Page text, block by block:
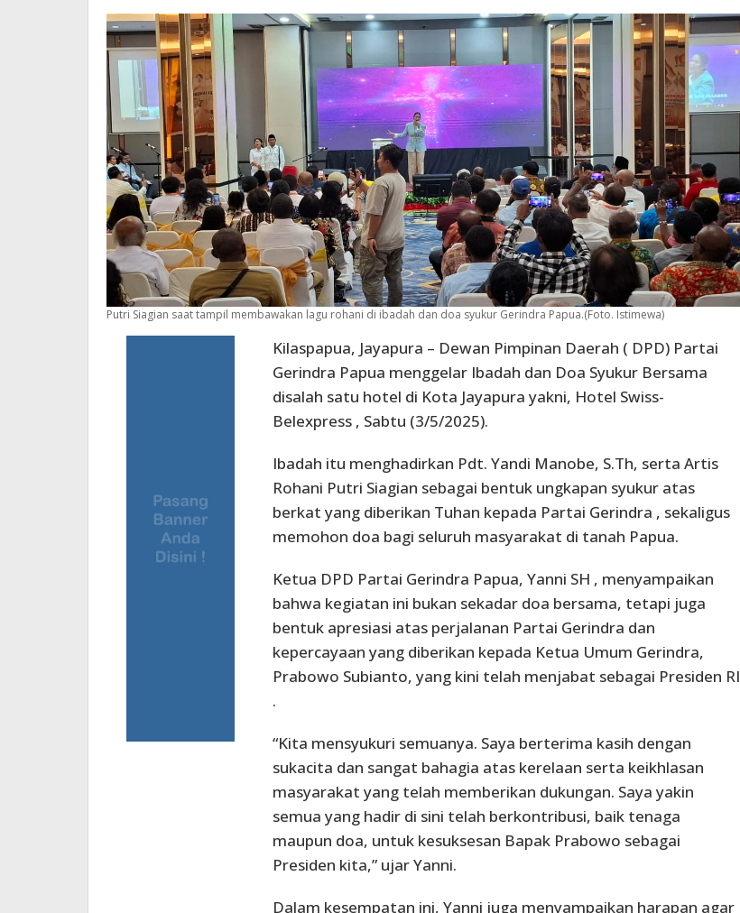
Putri Siagian saat tampil membawakan lagu rohani di ibadah dan doa syukur Gerindra Papua.(Foto. Istimewa)
Kilaspapua, Jayapura – Dewan Pimpinan Daerah ( DPD) Partai
Gerindra Papua menggelar Ibadah dan Doa Syukur Bersama
disalah satu hotel di Kota Jayapura yakni, Hotel Swiss-
Belexpress , Sabtu (3/5/2025).
Ibadah itu menghadirkan Pdt. Yandi Manobe, S.Th, serta Artis
Rohani Putri Siagian sebagai bentuk ungkapan syukur atas
berkat yang diberikan Tuhan kepada Partai Gerindra , sekaligus
memohon doa bagi seluruh masyarakat di tanah Papua.
Ketua DPD Partai Gerindra Papua, Yanni SH , menyampaikan
bahwa kegiatan ini bukan sekadar doa bersama, tetapi juga
bentuk apresiasi atas perjalanan Partai Gerindra dan
kepercayaan yang diberikan kepada Ketua Umum Gerindra,
Prabowo Subianto, yang kini telah menjabat sebagai Presiden RI
.
“Kita mensyukuri semuanya. Saya berterima kasih dengan
sukacita dan sangat bahagia atas kerelaan serta keikhlasan
masyarakat yang telah memberikan dukungan. Saya yakin
semua yang hadir di sini telah berkontribusi, baik tenaga
maupun doa, untuk kesuksesan Bapak Prabowo sebagai
Presiden kita,” ujar Yanni.
Dalam kesempatan ini, Yanni juga menyampaikan harapan agar